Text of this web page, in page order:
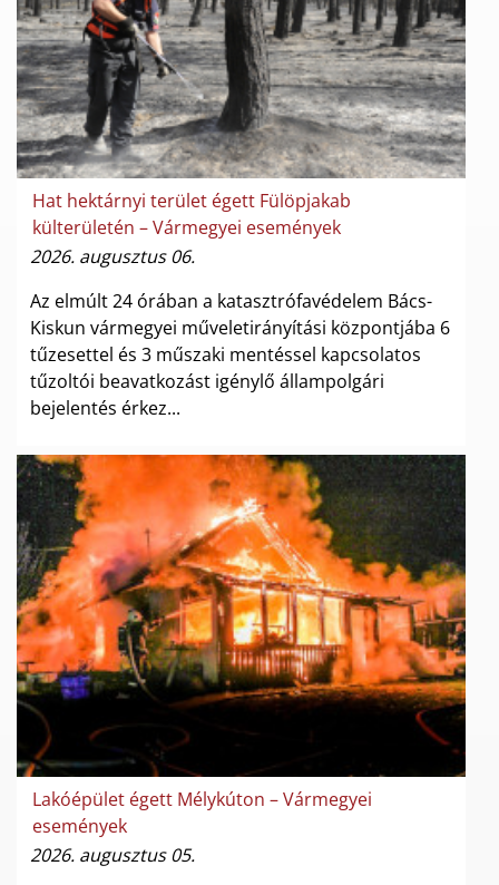
Hat hektárnyi terület égett Fülöpjakab
külterületén – Vármegyei események
2026. augusztus 06.
Az elmúlt 24 órában a katasztrófavédelem Bács-
Kiskun vármegyei műveletirányítási központjába 6
tűzesettel és 3 műszaki mentéssel kapcsolatos
tűzoltói beavatkozást igénylő állampolgári
bejelentés érkez...
Lakóépület égett Mélykúton – Vármegyei
események
2026. augusztus 05.